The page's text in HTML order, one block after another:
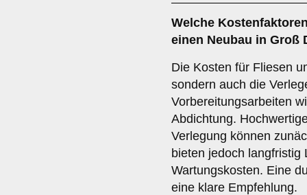
Welche
einen Neubau in Groß
Die Kosten für Fliesen
sondern auch die
Vorbereitungsarbeiten
Abdichtung.
Verlegung können
bieten jedoch langfristig
Wartungskosten. Eine
eine klare Empfehlung.